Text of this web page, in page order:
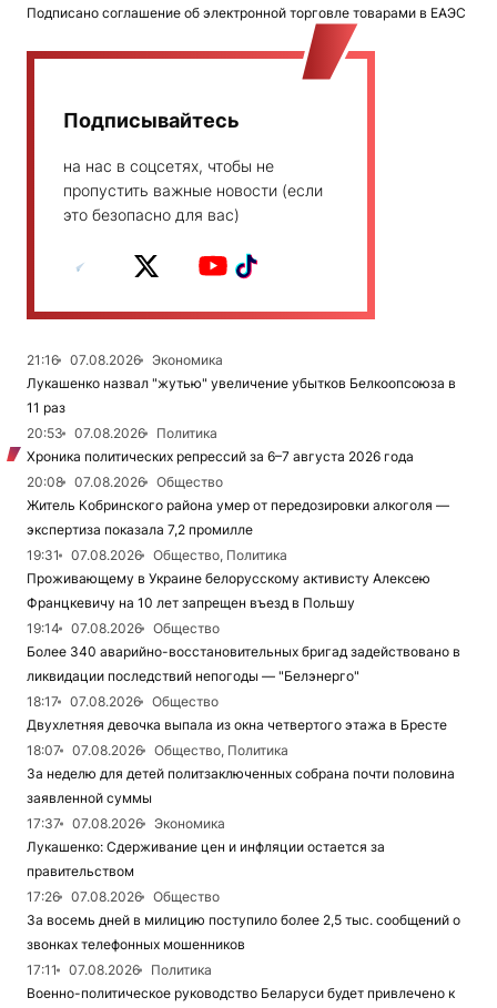
Подписано соглашение об электронной торговле товарами в ЕАЭС
Подписывайтесь
на нас в соцсетях, чтобы не
пропустить важные новости (если
это безопасно для вас)
21:16 07.08.2026
Экономика
Лукашенко назвал "жутью" увеличение убытков Белкоопсоюза в
11 раз
20:53
07.08.2026
Политика
Хроника политических репрессий за 6–7 августа 2026 года
20:08
07.08.2026
Общество
Житель Кобринского района умер от передозировки алкоголя —
экспертиза показала 7,2 промилле
19:31
07.08.2026
Общество, Политика
Проживающему в Украине белорусскому активисту Алексею
Францкевичу на 10 лет запрещен въезд в Польшу
19:14
07.08.2026
Общество
Более 340 аварийно-восстановительных бригад задействовано в
ликвидации последствий непогоды — "Белэнерго"
18:17
07.08.2026
Общество
Двухлетняя девочка выпала из окна четвертого этажа в Бресте
18:07
07.08.2026
Общество, Политика
За неделю для детей политзаключенных собрана почти половина
заявленной суммы
17:37
07.08.2026
Экономика
Лукашенко: Сдерживание цен и инфляции остается за
правительством
17:26
07.08.2026
Общество
За восемь дней в милицию поступило более 2,5 тыс. сообщений о
звонках телефонных мошенников
17:11
07.08.2026
Политика
Военно-политическое руководство Беларуси будет привлечено к